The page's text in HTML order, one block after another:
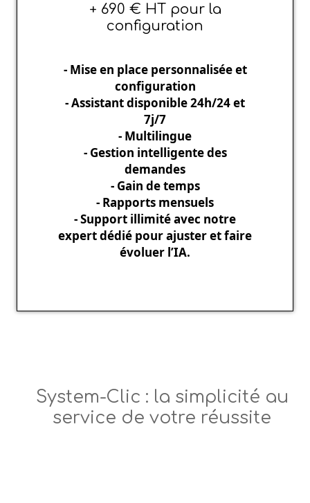
+ 690 € HT pour la
configuration
- Mise en place personnalisée et
configuration
- Assistant disponible 24h/24 et
7j/7
- Multilingue
- Gestion intelligente des
demandes
- Gain de temps
- Rapports mensuels
- Support illimité avec notre
expert dédié pour ajuster et faire
évoluer l’IA.
System-Clic : la simplicité au
service de votre réussite